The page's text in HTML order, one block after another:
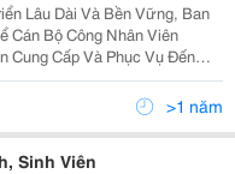
Lâu Dài Và Bền Vững, Ban
Cán Bộ Công Nhân Viên
Cung Cấp Và Phục Vụ Đến
Chất Lượng Cao, Mẫu Mã
Cung Ứng Kịp Thời Và>1 năm
Sinh Viên